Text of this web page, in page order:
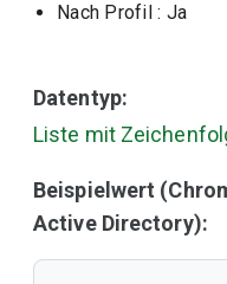
Nach Profil : Ja
Datentyp:
Liste mit
Beispielwert
Active Directory):